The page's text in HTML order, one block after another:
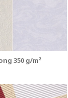
350 g/m²